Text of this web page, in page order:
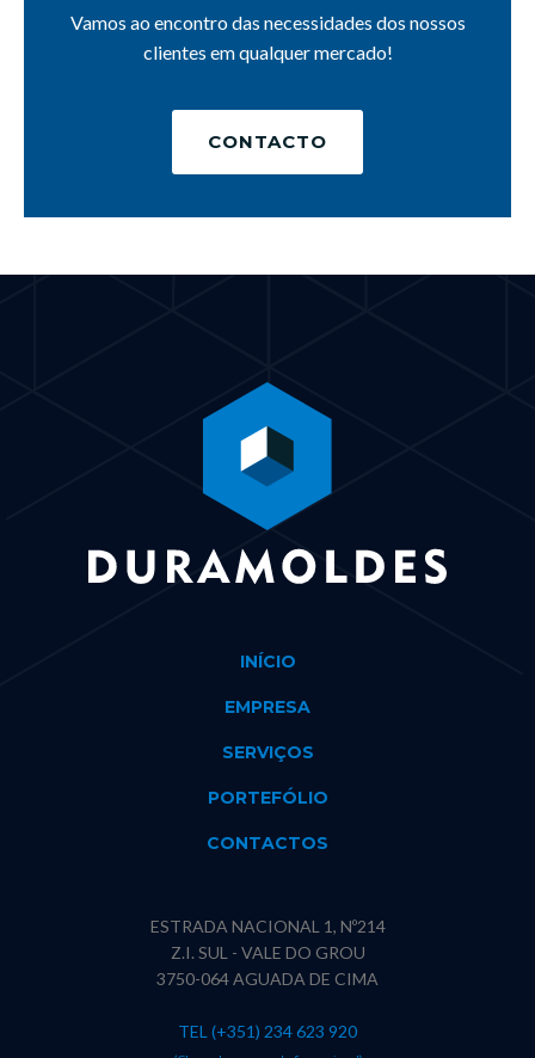
Vamos ao encontro das necessidades dos nossos
clientes em qualquer mercado!
CONTACTO
INÍCIO
EMPRESA
SERVIÇOS
PORTEFÓLIO
CONTACTOS
ESTRADA NACIONAL 1, Nº214
Z.I. SUL - VALE DO GROU
3750-064 AGUADA DE CIMA
TEL (+351) 234 623 920